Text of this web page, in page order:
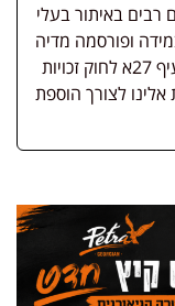
באיתור בעלי
ופורסמה מדיה
שבעליה אינו ידוע, השימוש נעשה לפי סעיף 27א לחוק זכויות
אלינו לצורך הוספת